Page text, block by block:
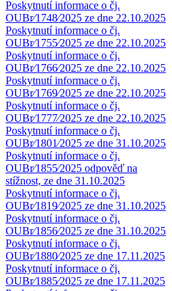
Poskytnutí informace o čj.
OUBr⁄1748⁄2025 ze dne 22.10.2025
Poskytnutí informace o čj.
OUBr⁄1755⁄2025 ze dne 22.10.2025
Poskytnutí informace o čj.
OUBr⁄1766⁄2025 ze dne 22.10.2025
Poskytnutí informace o čj.
OUBr⁄1769⁄2025 ze dne 22.10.2025
Poskytnutí informace o čj.
OUBr⁄1777⁄2025 ze dne 22.10.2025
Poskytnutí informace o čj.
OUBr⁄1801⁄2025 ze dne 31.10.2025
Poskytnutí informace o čj.
OUBr⁄1855⁄2025 odpověď na
stížnost, ze dne 31.10.2025
Poskytnutí informace o čj.
OUBr⁄1819⁄2025 ze dne 31.10.2025
Poskytnutí informace o čj.
OUBr⁄1856⁄2025 ze dne 31.10.2025
Poskytnutí informace o čj.
OUBr⁄1880⁄2025 ze dne 17.11.2025
Poskytnutí informace o čj.
OUBr⁄1885⁄2025 ze dne 17.11.2025